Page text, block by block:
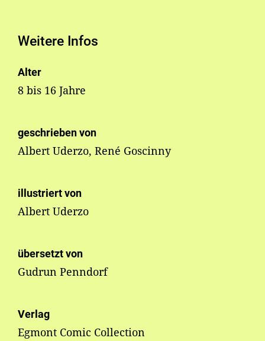
Weitere Infos
Alter
8 bis 16 Jahre
geschrieben von
Albert Uderzo, René Goscinny
illustriert von
Albert Uderzo
übersetzt von
Gudrun Penndorf
Verlag
Egmont Comic Collection